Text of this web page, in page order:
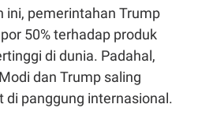
ini, pemerintahan Trump
50% terhadap produk
di dunia. Padahal,
dan Trump saling
di panggung internasional.